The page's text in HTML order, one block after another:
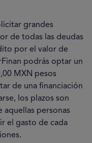
grandes
de todas las deudas
por el valor de
podrás optar un
MXN pesos
de una financiación
los plazos son
aquellas personas
el gasto de cada